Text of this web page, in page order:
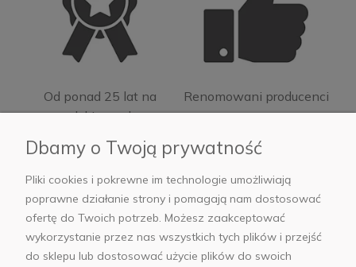
Od ponad 25 lat na
polskim rynku
Renomowani producenci
Dbamy o Twoją prywatność
Pliki cookies i pokrewne im technologie umożliwiają
poprawne działanie strony i pomagają nam dostosować
ofertę do Twoich potrzeb. Możesz zaakceptować
wykorzystanie przez nas wszystkich tych plików i przejść
do sklepu lub dostosować użycie plików do swoich